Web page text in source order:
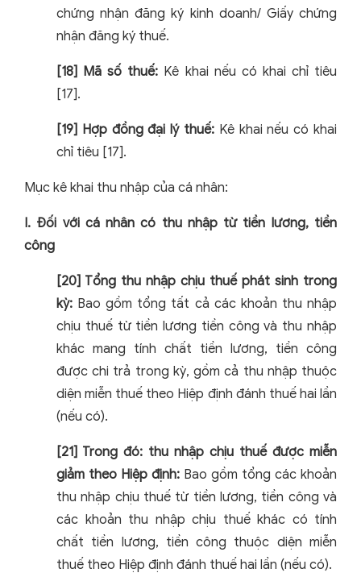
chứng nhận đăng ký kinh doanh/ Giấy chứng
nhận đăng ký thuế.
[18] Mã số thuế: Kê khai nếu có khai chỉ tiêu
[17].
[19] Hợp đồng đại lý thuế: Kê khai nếu có khai
chỉ tiêu [17].
Mục kê khai thu nhập của cá nhân:
I. Đối với cá nhân có thu nhập từ tiền lương, tiền
công
[20] Tổng thu nhập chịu thuế phát sinh trong
kỳ: Bao gồm tổng tất cả các khoản thu nhập
chịu thuế từ tiền lương tiền công và thu nhập
khác mang tính chất tiền lương, tiền công
được chi trả trong kỳ, gồm cả thu nhập thuộc
diện miễn thuế theo Hiệp định đánh thuế hai lần
(nếu có).
[21] Trong đó: thu nhập chịu thuế được miễn
giảm theo Hiệp định: Bao gồm tổng các khoản
thu nhập chịu thuế từ tiền lương, tiền công và
các khoản thu nhập chịu thuế khác có tính
chất tiền lương, tiền công thuộc diện miễn
thuế theo Hiệp định đánh thuế hai lần (nếu có).